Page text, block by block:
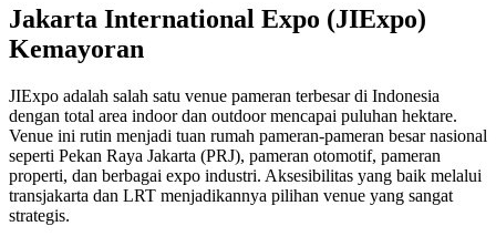
Jakarta International Expo (JIExpo)
Kemayoran
JIExpo adalah salah satu venue pameran terbesar di Indonesia
dengan total area indoor dan outdoor mencapai puluhan hektare.
Venue ini rutin menjadi tuan rumah pameran-pameran besar nasional
seperti Pekan Raya Jakarta (PRJ), pameran otomotif, pameran
properti, dan berbagai expo industri. Aksesibilitas yang baik melalui
transjakarta dan LRT menjadikannya pilihan venue yang sangat
strategis.